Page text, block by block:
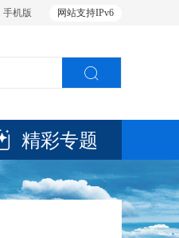
网站支持IPv6
手机版
精彩专题